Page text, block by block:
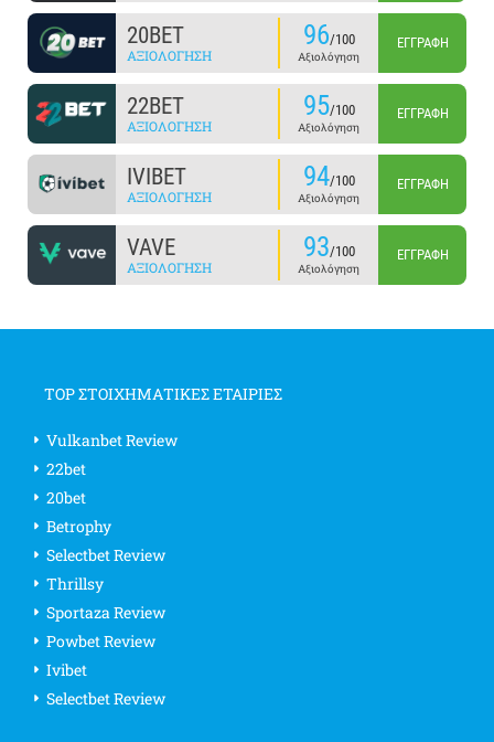
20BET
ΑΞΙΟΛΌΓΗΣΗ
96/100
Αξιολόγηση
ΕΓΓΡΑΦΉ
22BET
ΑΞΙΟΛΌΓΗΣΗ
95/100
Αξιολόγηση
ΕΓΓΡΑΦΉ
IVIBET
ΑΞΙΟΛΌΓΗΣΗ
94/100
Αξιολόγηση
ΕΓΓΡΑΦΉ
VAVE
ΑΞΙΟΛΌΓΗΣΗ
93/100
Αξιολόγηση
ΕΓΓΡΑΦΉ
TOP ΣΤΟΙΧΗΜΑΤΙΚΕΣ ΕΤΑΙΡΙΕΣ
Vulkanbet Review
22bet
20bet
Betrophy
Selectbet Review
Thrillsy
Sportaza Review
Powbet Review
Ivibet
Selectbet Review